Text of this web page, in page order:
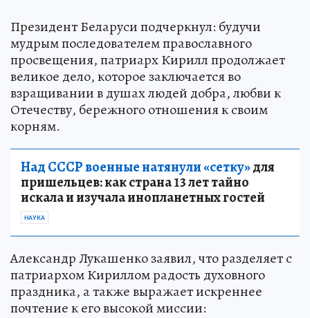
Президент Беларуси подчеркнул: будучи
мудрым последователем православного
просвещения, патриарх Кирилл продолжает
великое дело, которое заключается во
взращивании в душах людей добра, любви к
Отечеству, бережного отношения к своим
корням.
Над СССР военные натянули «сетку»для
пришельцев: как страна 13 лет тайно
искала и изучала инопланетных гостей
НАУКА
Александр Лукашенко заявил, что разделяет с
патриархом Кириллом радость духовного
праздника, а также выражает искреннее
почтение к его высокой миссии: